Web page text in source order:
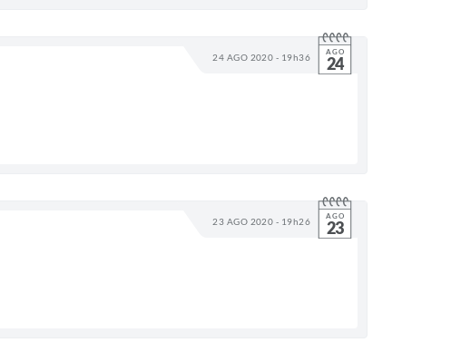
24 AGO 2020 - 19h36 AGO
24
23 AGO 2020 - 19h26 AGO
23